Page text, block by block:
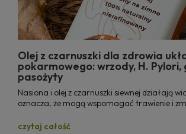
Olej z czarnuszki dla zdrowia
pokarmowego: wrzody, H. Pylori,
pasożyty
Nasiona i olej z czarnuszki siewnej działają
oznacza, że mogą wspomagać trawienie i
czytaj całość